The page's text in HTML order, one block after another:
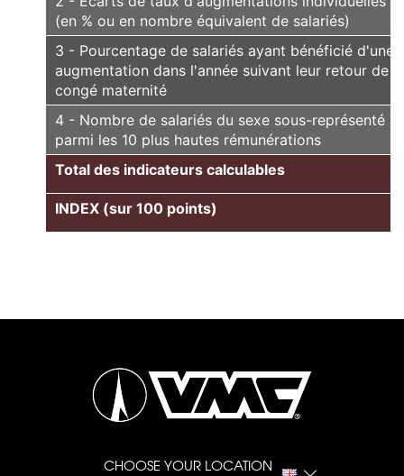
(en % ou en nombre équivalent de salariés)
3 - Pourcentage de salariés ayant bénéficié d'une
augmentation dans l'année suivant leur retour de
congé maternité
4 - Nombre de salariés du sexe sous-représenté
parmi les 10 plus hautes rémunérations
Total des indicateurs calculables
INDEX (sur 100 points)
CHOOSE YOUR LOCATION